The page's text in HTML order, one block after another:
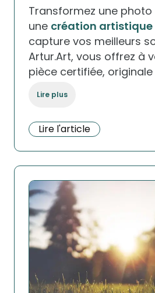
Transformez une
une création artistique
capture vos meilleurs
Artur.Art, vous offrez à
pièce certifiée,
Lire plus
Lire l'article